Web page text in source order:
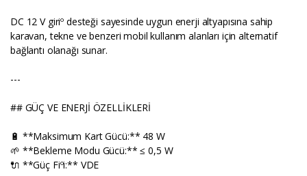
DC 12 V giriº desteği sayesinde uygun enerji altyapısına sahip
karavan, tekne ve benzeri mobil kullanım alanları için alternatif
bağlantı olanağı sunar.
---
## GÜÇ VE ENERJİ ÖZELLİKLERİ
🔋 **Maksimum Kart Gücü:** 48 W
🌱 **Bekleme Modu Gücü:** ≤ 0,5 W
🔌 **Güç Fiºi:** VDE